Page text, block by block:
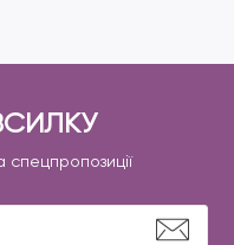
спецпропозиції